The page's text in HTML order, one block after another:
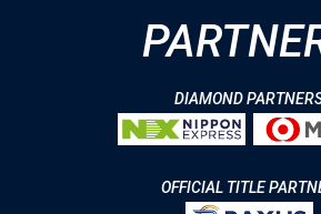
DIAMOND
OFFICIAL TITLE